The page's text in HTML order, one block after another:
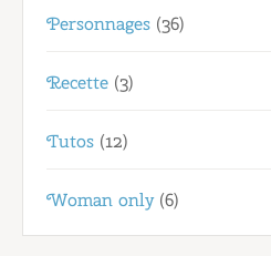
Personnages (36)
Recette (3)
Tutos (12)
Woman only(6)